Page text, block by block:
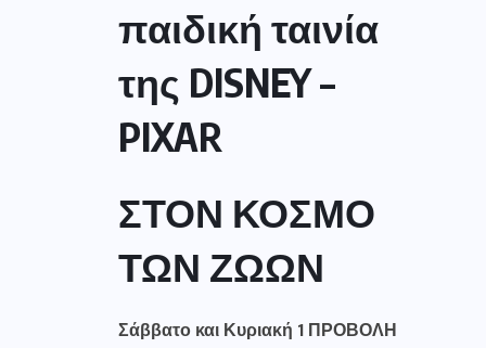
παιδική ταινία
της DISNEY –
PIXAR
ΣΤΟΝ ΚΟΣΜΟ
ΤΩΝ ΖΩΩΝ
Σάββατο και Κυριακή 1 ΠΡΟΒΟΛΗ